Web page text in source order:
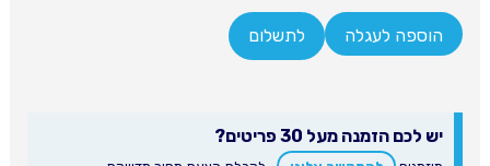
הוספה לעגלה לתשלום
יש לכם הזמנה מעל 30 פריטים?